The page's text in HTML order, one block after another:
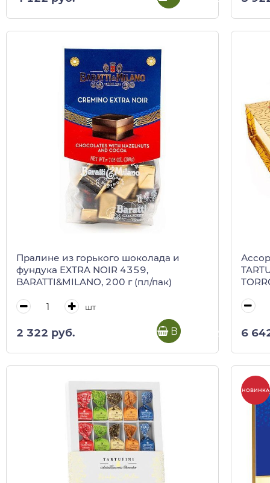
Пралине из горького шоколада и
фундука EXTRA NOIR 4359,
BARATTI&MILANO, 200 г (пл/пак)
шт
2 322 руб. В корзину 6
НОВИНКА